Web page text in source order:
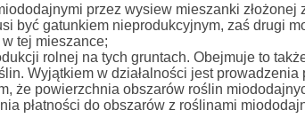
przez wysiew mieszanki
być gatunkiem nieprodukcyjnym, zaś drugi
tej mieszance;
rolnej na tych gruntach. Obejmuje to
Wyjątkiem w działalności jest prowadzenia
że powierzchnia obszarów roślin
płatności do obszarów z roślinami